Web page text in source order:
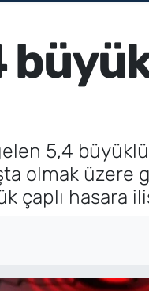
5,4
olmak üzere
hasara